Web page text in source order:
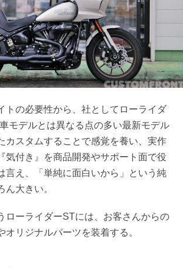
トの必要性から、社としてローライダ
モデルとは異なる点の多い最新モデル
カスタムすることで感覚を養い、実作
気付き』を商品開発やサポート面で役
言え、「単純に面白いから」という純
ん大きい。
ローライダーSTには、お客さんからの
オリジナルパーツを装着する。